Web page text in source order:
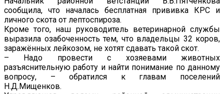
сообщила, что началась бесплатная прививка КРС и
личного скота от лептоспироза.
Кроме того, наш руководитель ветеринарной службы
выразила озабоченность тем, что владельцы 32 коров,
заражённых лейкозом, не хотят сдавать такой скот.
– Надо провести с хозяевами животных
разъяснительную работу и найти понимание по данному
вопросу, – обратился к главам поселений
Н.Д.Мищенков.